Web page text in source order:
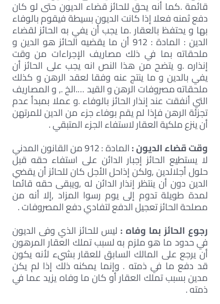
قائمة .كما أنه يحق للحائز قضاء الديون حتى لو كان
دفع ثمنه فعلا إذا كانت الديون بسيطة فيقوم بالوفاء
بها و يحتفظ بالعقار .ما يجب أن يفي به الحائز لقضاء
الدين : المادة : 912 أن ما يقضيه الحائز هو الدين و
ملحقاته بما في ذلك مصاريف الإجراءات من وقت
إنذاره .و يتضح من هذا النص انه يجب على الحائز أن
يفي بالدين و ما ينتج عنه وفقا لعقد الرهن و كذلك
ملحقاته مصروفات الرهن و القيد ….الخ ., و المصاريف
التي أنفقت عند إنذار الحائز بالوفاء .و عملا بمبدأ عدم
تجزئة الرهن فإذا لم يقم بوفاء جزء من الدين للمرتهن
أن ينزع ملكية العقار لاستفاء الجزء المتبقي .
وقت قضاء الديون :
المادة : 912 من القانون المدني
لا يستطيع الحائز إجبار الدائن على استفاء حقه قبل
حلول أجلالدين ,ولكن إذاحل الأجل كان للحائز أن يقضي
الدين دون أن ينتظر إنذار الدائن له ,ويبقى حقه قائما
لمدة طويلة تدوم إلى يوم رسوا المزاد ,إلا أنه من
مصلحة الحائز تعجيل الدفع لتفادي دفع المصروفات .
رجوع الحائز بما وفاه : ليس للحائز الذي وفى الديون
في حدود ما هو ملزم به لسبب تملك العقار المرهون
أن يرجع على المالك السابق للعقار بشيء لأنه يكون
قد دفع ما في ذمته . وإنما يمكنه ذلك إذا لم يكن
مدين بسبب تملك العقار أو كان ما وفاه يزيد عما في
ذمته .